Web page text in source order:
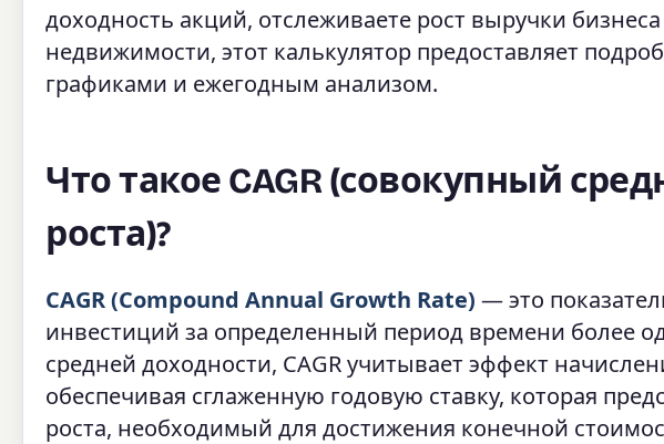
доходность акций, отслеживаете рост выручки
недвижимости, этот калькулятор предоставляет
графиками и ежегодным анализом.
Что такое CAGR (совокупный
роста)?
CAGR (Compound Annual Growth Rate) — это
инвестиций за определенный период времени более
средней доходности, CAGR учитывает эффект
обеспечивая сглаженную годовую ставку, которая
роста, необходимый для достижения конечной